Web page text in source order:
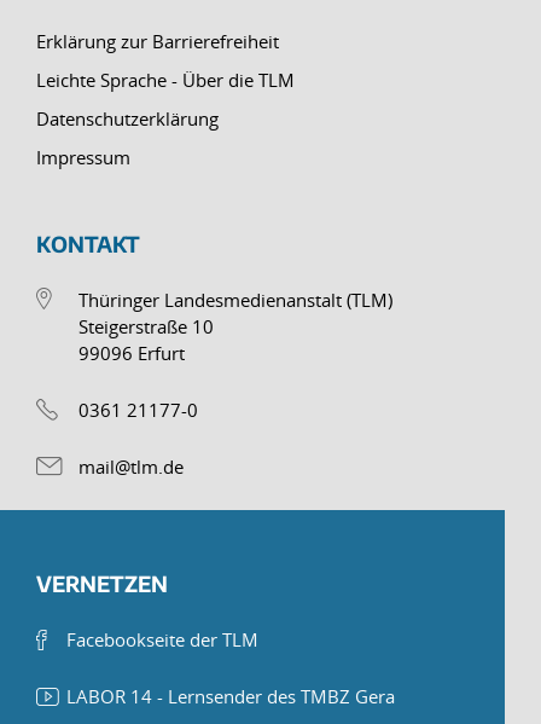
Erklärung zur Barrierefreiheit
Leichte Sprache - Über die TLM
Datenschutzerklärung
Impressum
KONTAKT
Thüringer Landesmedienanstalt (TLM)
Steigerstraße 10
99096 Erfurt
0361 21177-0
mail@tlm.de
VERNETZEN
Facebookseite der TLM
LABOR 14 - Lernsender des TMBZ Gera